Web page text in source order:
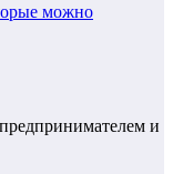
можно
и